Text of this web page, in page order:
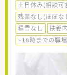
土日休み(相談可
残業なし(ほぼな
積雪なし
扶養
~18時までの職場